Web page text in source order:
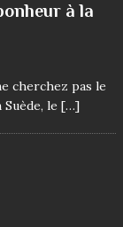
à la
cherchez pas le
le […]